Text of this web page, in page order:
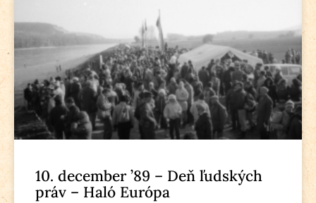
10. december ’89 – Deň ľudských
práv – Haló Európa